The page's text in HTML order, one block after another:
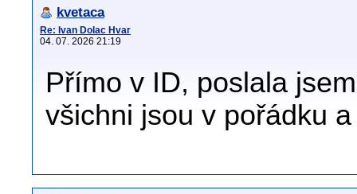
kvetaca
Re: Ivan Dolac Hvar
04. 07. 2026 21:19
Přímo v ID, poslala
všichni jsou v pořádku